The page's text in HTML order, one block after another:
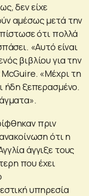
δεν είχε
αμέσως μετά την
ότι πολλά
«Αυτό είναι
βιβλίου για την
McGuire. «Μέχρι τη
ήδη ξεπερασμένο.
πριν
ότι η
άγγιξε τους
που έχει
υπηρεσία